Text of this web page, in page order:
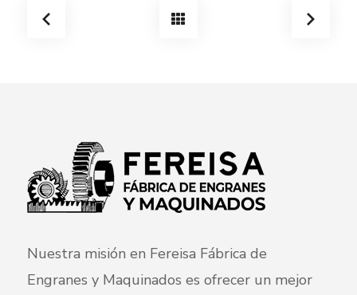
Nuestra misión en Fereisa Fábrica de
Engranes y Maquinados es ofrecer un mejor